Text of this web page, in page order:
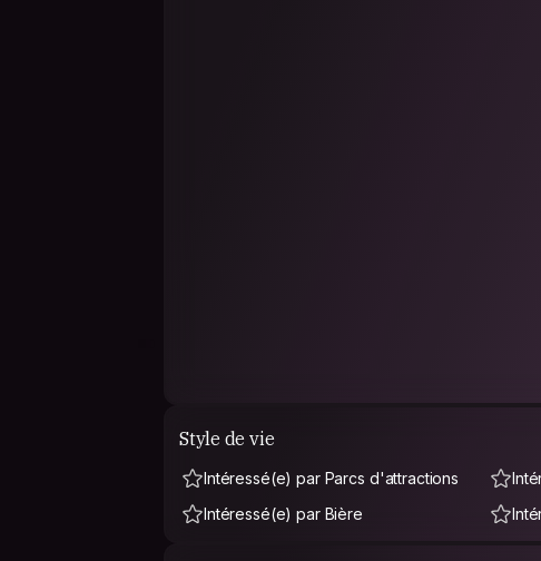
Style de vie
Intéressé(e) par Parcs d'attractions
Intéressé(e) par Bière